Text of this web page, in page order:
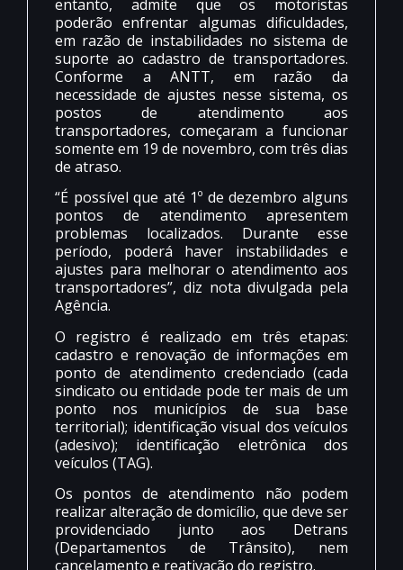
entanto, admite que os motoristas
poderão enfrentar algumas dificuldades,
em razão de instabilidades no sistema de
suporte ao cadastro de transportadores.
Conforme a ANTT, em razão da
necessidade de ajustes nesse sistema, os
postos de atendimento aos
transportadores, começaram a funcionar
somente em 19 de novembro, com três dias
de atraso.
“É possível que até 1º de dezembro alguns
pontos de atendimento apresentem
problemas localizados. Durante esse
período, poderá haver instabilidades e
ajustes para melhorar o atendimento aos
transportadores”, diz nota divulgada pela
Agência.
O registro é realizado em três etapas:
cadastro e renovação de informações em
ponto de atendimento credenciado (cada
sindicato ou entidade pode ter mais de um
ponto nos municípios de sua base
territorial); identificação visual dos veículos
(adesivo); identificação eletrônica dos
veículos (TAG).
Os pontos de atendimento não podem
realizar alteração de domicílio, que deve ser
providenciado junto aos Detrans
(Departamentos de Trânsito), nem
cancelamento e reativação do registro.